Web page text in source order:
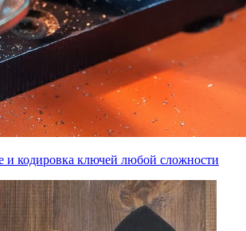
и кодировка ключей любой сложности